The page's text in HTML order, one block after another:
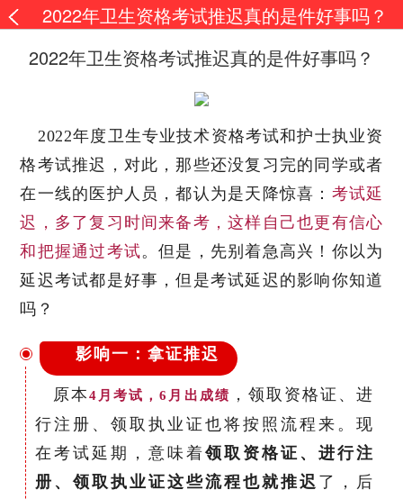
2022年卫生资格考试推迟真的是件好事吗？
2022年卫生资格考试推迟真的是件好事吗？
2022年度卫生专业技术资格考试和护士执业资
格考试推迟，对此，那些还没复习完的同学或者
在一线的医护人员，都认为是天降惊喜： 考试延
迟，多了复习时间来备考，这样自己也更有信心
和把握通过考试。但是，先别着急高兴！你以为
延迟考试都是好事，但是考试延迟的影响你知道
吗？
影响一：拿证推迟
原本4月考试，6月出成绩 ，领取资格证、进
行注册、领取执业证也将按照流程来。现
在考试延期，意味着领取资格证、进行注
册、领取执业证这些流程也就推迟 了，后